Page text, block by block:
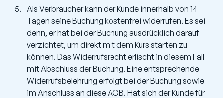
Als Verbraucher kann der Kunde innerhalb von 14
Tagen seine Buchung kostenfrei widerrufen. Es sei
denn, er hat bei der Buchung ausdrücklich darauf
verzichtet, um direkt mit dem Kurs starten zu
können. Das Widerrufsrecht erlischt in diesem Fall
mit Abschluss der Buchung. Eine entsprechende
Widerrufsbelehrung erfolgt bei der Buchung sowie
im Anschluss an diese AGB. Hat sich der Kunde für